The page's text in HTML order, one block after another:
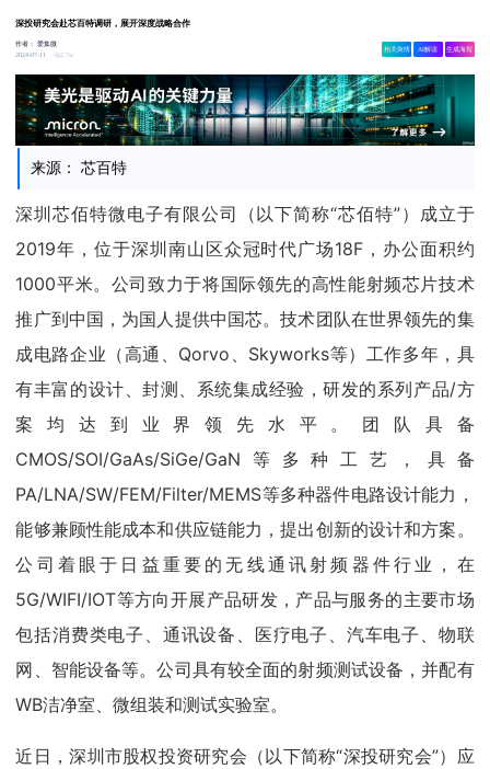
深投研究会赴芯百特调研，展开深度战略合作
作者：爱集微
2024-07-11
2.7w
相关舆情 AI解读 生成海报
来源： 芯百特
深圳芯佰特微电子有限公司（以下简称“芯佰特”）成立于
2019年，位于深圳南山区众冠时代广场18F，办公面积约
1000平米。公司致力于将国际领先的高性能射频芯片技术
推广到中国，为国人提供中国芯。技术团队在世界领先的集
成电路企业（高通、Qorvo、Skyworks等）工作多年，具
有丰富的设计、封测、系统集成经验，研发的系列产品/方
案均达到业界领先水平。团队具备
CMOS/SOI/GaAs/SiGe/GaN等多种工艺，具备
PA/LNA/SW/FEM/Filter/MEMS等多种器件电路设计能力，
能够兼顾性能成本和供应链能力，提出创新的设计和方案。
公司着眼于日益重要的无线通讯射频器件行业，在
5G/WIFI/IOT等方向开展产品研发，产品与服务的主要市场
包括消费类电子、通讯设备、医疗电子、汽车电子、物联
网、智能设备等。公司具有较全面的射频测试设备，并配有
WB洁净室、微组装和测试实验室。
近日，深圳市股权投资研究会（以下简称“深投研究会”）应